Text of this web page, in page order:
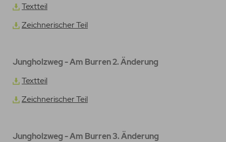
Textteil
Zeichnerischer Teil
Jungholzweg - Am Burren 2. Änderung
Textteil
Zeichnerischer Teil
Jungholzweg - Am Burren 3. Änderung